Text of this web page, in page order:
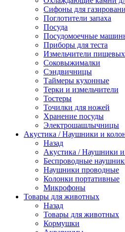
Сифоны для
Поглотители запаха
Посуда
Посудомоечные
Приборы для теста
Измельчители пищевых
Cоковыжималки
Сэндвичницы
Таймеры кухонные
Терки и измельчители
Тостеры
Точилки для ножей
Хранение посуды
Электрошашлычницы
Акустика / Наушники и
Назад
Акустика / Наушники и
Беспроводные
Наушники проводные
Колонки портативные
Микрофоны
Товары для животных
Назад
Товары для животных
Кормушки